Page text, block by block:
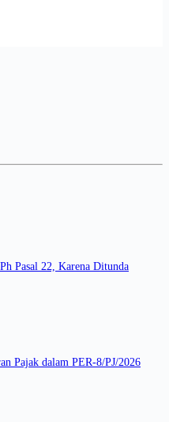
Pasal 22, Karena Ditunda
Pajak dalam PER-8/PJ/2026